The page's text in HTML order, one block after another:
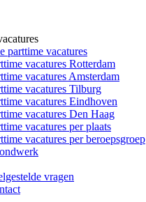
parttime vacatures
vacatures Rotterdam
vacatures Amsterdam
vacatures Tilburg
vacatures Eindhoven
vacatures Den Haag
vacatures per plaats
vacatures per beroepsgroep
vragen